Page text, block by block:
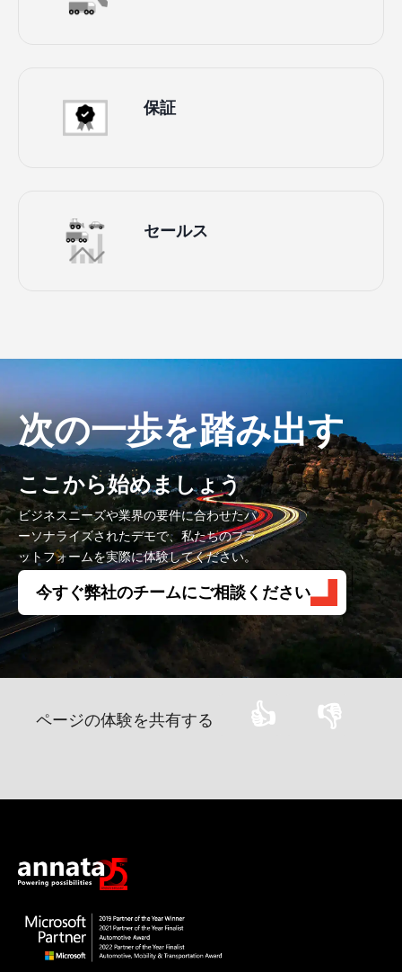
保証
セールス
次の一歩を踏み出す
ここから始めましょう
ビジネスニーズや業界の要件に合わせたパ
ーソナライズされたデモで、私たちのプラ
ットフォームを実際に体験してください。
今すぐ弊社のチームにご相談ください
ページの体験を共有する 👍 👎